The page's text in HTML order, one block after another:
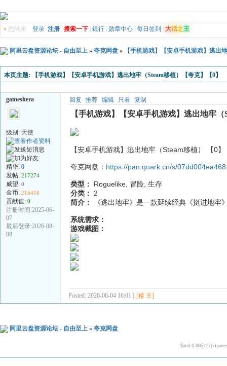
» 您尚未 登录 注册 搜索一下 银行 勋章中心 每日签到 大话之王
阿里云盘资源论坛 - 自由至上 » 夸克网盘 » 【手机游戏】【安卓手机游戏】逃出
本页主题: 【手机游戏】【安卓手机游戏】逃出地牢（Steam移植）【夸克】【0】
gameshera
级别: 天使
精华: 0
发帖: 217274
威望: 0
金币: 216418
贡献值: 0
注册时间:2025-06-
07
最后登录:2026-08-
08
回复 推荐 编辑 只看 复制
【手机游戏】【安卓手机游戏】逃出地牢
【安卓手机游戏】逃出地牢（Steam移植） 【0】
夸克网盘： https://pan.quark.cn/s/07dd004ea468
类型：
Roguelike, 冒险, 生存
分类：
2
简介：
《逃出地牢》是一款延续经典《挺进地牢
系统需求：
游戏截图：
Posted: 2026-06-04 16:01 | [楼 主]
阿里云盘资源论坛 - 自由至上 » 夸克网盘
Total 0.005777(s)